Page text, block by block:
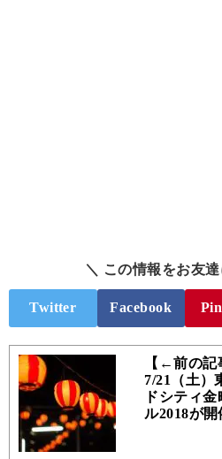
＼ この情報をお友
Twitter Facebook
【←前の記
7/21（土）
ドシティ
ル2018が開